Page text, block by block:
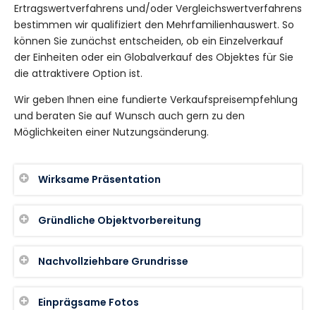
Ertragswertverfahrens und/oder Vergleichswertverfahrens
bestimmen wir qualifiziert den Mehrfamilienhauswert. So
können Sie zunächst entscheiden, ob ein Einzelverkauf
der Einheiten oder ein Globalverkauf des Objektes für Sie
die attraktivere Option ist.
Wir geben Ihnen eine fundierte Verkaufspreisempfehlung
und beraten Sie auf Wunsch auch gern zu den
Möglichkeiten einer Nutzungsänderung.
Wirksame Präsentation
Gründliche Objektvorbereitung
Nachvollziehbare Grundrisse
Einprägsame Fotos